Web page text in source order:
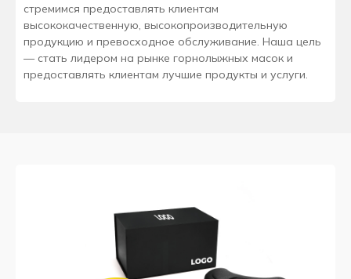
стремимся предоставлять клиентам
высококачественную, высокопроизводительную
продукцию и превосходное обслуживание. Наша цель
— стать лидером на рынке горнолыжных масок и
предоставлять клиентам лучшие продукты и услуги.